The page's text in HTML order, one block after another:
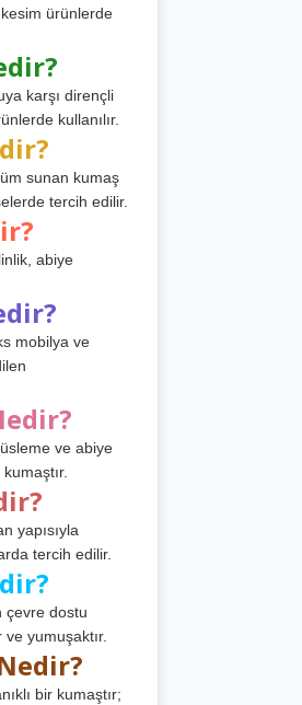
ürünlerde
karşı dirençli
kullanılır.
sunan kumaş
tercih edilir.
abiye
mobilya ve
ve abiye
yapısıyla
tercih edilir.
çevre dostu
yumuşaktır.
bir kumaştır;